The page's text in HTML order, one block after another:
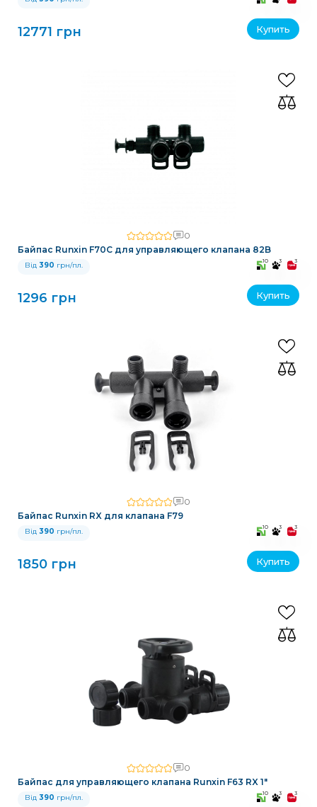
12771 грн Купить
0
Байпас Runxin F70C для управляющего клапана 82B
Від 390 грн/пл. 10 3 3
1296 грн Купить
0
Байпас Runxin RX для клапана F79
Від 390 грн/пл. 10 3 3
1850 грн Купить
0
Байпас для управляющего клапана Runxin F63 RX 1″
Від 390 грн/пл. 10 3 3